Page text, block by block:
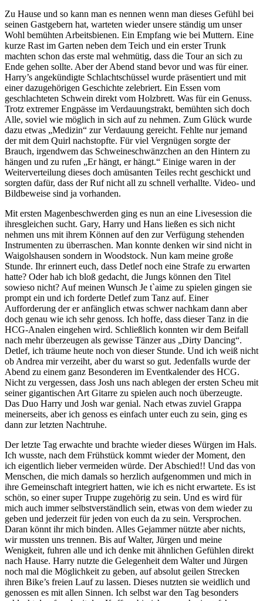
Zu Hause und so kann man es nennen wenn man dieses Gefühl bei
seinen Gastgebern hat, warteten wieder unsere ständig um unser
Wohl bemühten Arbeitsbienen. Ein Empfang wie bei Muttern. Eine
kurze Rast im Garten neben dem Teich und ein erster Trunk
machten schon das erste mal wehmütig, dass die Tour an sich zu
Ende gehen sollte. Aber der Abend stand bevor und was für einer.
Harry’s angekündigte Schlachtschüssel wurde präsentiert und mit
einer dazugehörigen Geschichte zelebriert. Ein Essen vom
geschlachteten Schwein direkt vom Holzbrett. Was für ein Genuss.
Trotz extremer Engpässe im Verdauungstrakt, bemühten sich doch
Alle, soviel wie möglich in sich auf zu nehmen. Zum Glück wurde
dazu etwas „Medizin“ zur Verdauung gereicht. Fehlte nur jemand
der mit dem Quirl nachstopfte. Für viel Vergnügen sorgte der
Brauch, irgendwem das Schweineschwänzchen an den Hintern zu
hängen und zu rufen „Er hängt, er hängt.“ Einige waren in der
Weiterverteilung dieses doch amüsanten Teiles recht geschickt und
sorgten dafür, dass der Ruf nicht all zu schnell verhallte. Video- und
Bildbeweise sind ja vorhanden.
Mit ersten Magenbeschwerden ging es nun an eine Livesession die
ihresgleichen sucht. Gary, Harry und Hans ließen es sich nicht
nehmen uns mit ihrem Können auf den zur Verfügung stehenden
Instrumenten zu überraschen. Man konnte denken wir sind nicht in
Waigolshausen sondern in Woodstock. Nun kam meine große
Stunde. Ihr erinnert euch, dass Detlef noch eine Strafe zu erwarten
hatte? Oder hab ich bloß gedacht, die Jungs können den Titel
sowieso nicht? Auf meinen Wunsch Je t`aime zu spielen gingen sie
prompt ein und ich forderte Detlef zum Tanz auf. Einer
Aufforderung der er anfänglich etwas schwer nachkam dann aber
doch genau wie ich sehr genoss. Ich hoffe, dass dieser Tanz in die
HCG-Analen eingehen wird. Schließlich konnten wir dem Beifall
nach mehr überzeugen als gewisse Tänzer aus „Dirty Dancing“.
Detlef, ich träume heute noch von dieser Stunde. Und ich weiß nicht
ob Andrea mir verzeiht, aber du warst so gut. Jedenfalls wurde der
Abend zu einem ganz Besonderen im Eventkalender des HCG.
Nicht zu vergessen, dass Josh uns nach ablegen der ersten Scheu mit
seiner gigantischen Art Gitarre zu spielen auch noch überzeugte.
Das Duo Harry und Josh war genial. Nach etwas zuviel Grappa
meinerseits, aber ich genoss es einfach unter euch zu sein, ging es
dann zur letzten Nachtruhe.
Der letzte Tag erwachte und brachte wieder dieses Würgen im Hals.
Ich wusste, nach dem Frühstück kommt wieder der Moment, den
ich eigentlich lieber vermeiden würde. Der Abschied!! Und das von
Menschen, die mich damals so herzlich aufgenommen und mich in
ihre Gemeinschaft integriert hatten, wie ich es nicht erwartete. Es ist
schön, so einer super Truppe zugehörig zu sein. Und es wird für
mich auch immer selbstverständlich sein, etwas von dem wieder zu
geben und jederzeit für jeden von euch da zu sein. Versprochen.
Daran könnt ihr mich binden. Alles Gejammer nützte aber nichts,
wir mussten uns trennen. Bis auf Walter, Jürgen und meine
Wenigkeit, fuhren alle und ich denke mit ähnlichen Gefühlen direkt
nach Hause. Harry nutzte die Gelegenheit dem Walter und Jürgen
noch mal die Möglichkeit zu geben, auf absolut geilen Strecken
ihren Bike’s freien Lauf zu lassen. Dieses nutzten sie weidlich und
genossen es mit allen Sinnen. Ich selbst war den Tag besonders